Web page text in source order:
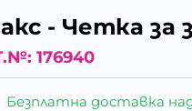
- Четка за
176940
Безплатна доставка